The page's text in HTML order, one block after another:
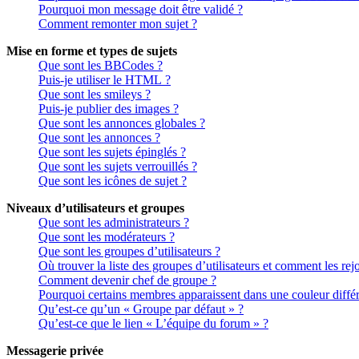
Pourquoi mon message doit être validé ?
Comment remonter mon sujet ?
Mise en forme et types de sujets
Que sont les BBCodes ?
Puis-je utiliser le HTML ?
Que sont les smileys ?
Puis-je publier des images ?
Que sont les annonces globales ?
Que sont les annonces ?
Que sont les sujets épinglés ?
Que sont les sujets verrouillés ?
Que sont les icônes de sujet ?
Niveaux d’utilisateurs et groupes
Que sont les administrateurs ?
Que sont les modérateurs ?
Que sont les groupes d’utilisateurs ?
Où trouver la liste des groupes d’utilisateurs et comment les
Comment devenir chef de groupe ?
Pourquoi certains membres apparaissent dans une couleur
Qu’est-ce qu’un « Groupe par défaut » ?
Qu’est-ce que le lien « L’équipe du forum » ?
Messagerie privée